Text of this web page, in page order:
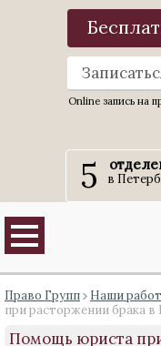
Online запись на
5 в
Право Групп Наши
при расторжении брака
Помощь юриста